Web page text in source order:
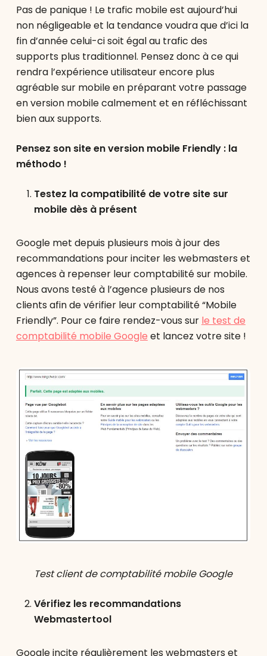
Pas de panique ! Le trafic mobile est aujourd’hui
non négligeable et la tendance voudra que d’ici la
fin d’année celui-ci soit égal au trafic des
supports plus traditionnel. Pensez donc à ce qui
rendra l’expérience utilisateur encore plus
agréable sur mobile en préparant votre passage
en version mobile calmement et en réfléchissant
bien aux supports.
Pensez son site en version mobile Friendly : la
méthodo !
Testez la compatibilité de votre site sur
mobile dès à présent
Google met depuis plusieurs mois à jour des
recommandations pour inciter les webmasters et
agences à repenser leur comptabilité sur mobile.
Nous avons testé à l’agence plusieurs de nos
clients afin de vérifier leur comptabilité “Mobile
Friendly”. Pour ce faire rendez-vous sur le test de
comptabilité mobile Google et lancez votre site !
Test client de comptabilité mobile Google
Vérifiez les recommandations
Webmastertool
Google incite régulièrement les webmasters et